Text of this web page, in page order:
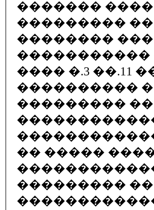
�������
���������
��������
���� �.3 ��.11
����������
���������
�� �����
���������